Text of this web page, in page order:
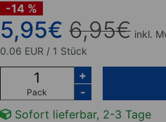
-14 %
5,95€ 6,95€ inkl.
0.06 EUR / 1 Stück
Pack
+
-
Sofort lieferbar, 2-3 Tage